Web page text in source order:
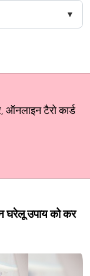
टैरो कार्ड
घरेलू उपाय को कर